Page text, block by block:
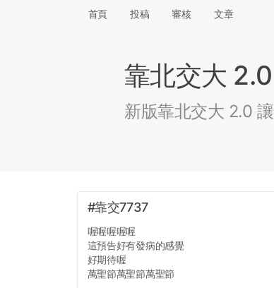
首頁 投稿 審核 文章
靠北交大 2.0
新版靠北交大 2.0
#靠交7737
喔喔喔喔喔
這預告好有發病的感覺
好期待喔
萬聖節萬聖節萬聖節